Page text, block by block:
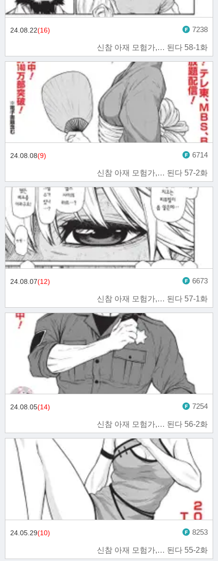
신참 아재 모험가,… 된다 58-1화
24.08.22(16) 7238
신참 아재 모험가,… 된다 57-2화
24.08.08(9) 6714
신참 아재 모험가,… 된다 57-1화
24.08.07(12) 6673
신참 아재 모험가,… 된다 56-2화
24.08.05(14) 7254
신참 아재 모험가,… 된다 55-2화
24.05.29(10) 8253